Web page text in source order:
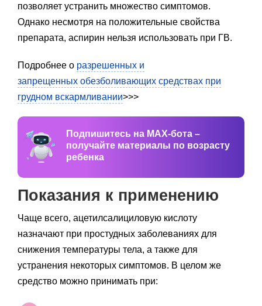
позволяет устранить множество симптомов.
Однако несмотря на положительные свойства
препарата, аспирин нельзя использовать при ГВ.
Подробнее о разрешенных и
запрещенных обезболивающих средствах при
грудном вскармливании>>>
Подпишитесь на MAX-бота –
получайте материалы по возрасту
ребенка
Показания к применению
Чаще всего, ацетилсалициловую кислоту
назначают при простудных заболеваниях для
снижения температуры тела, а также для
устранения некоторых симптомов. В целом же
средство можно принимать при: